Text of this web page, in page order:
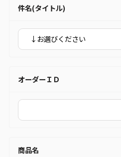
件名(タイトル)
オーダーＩＤ
商品名